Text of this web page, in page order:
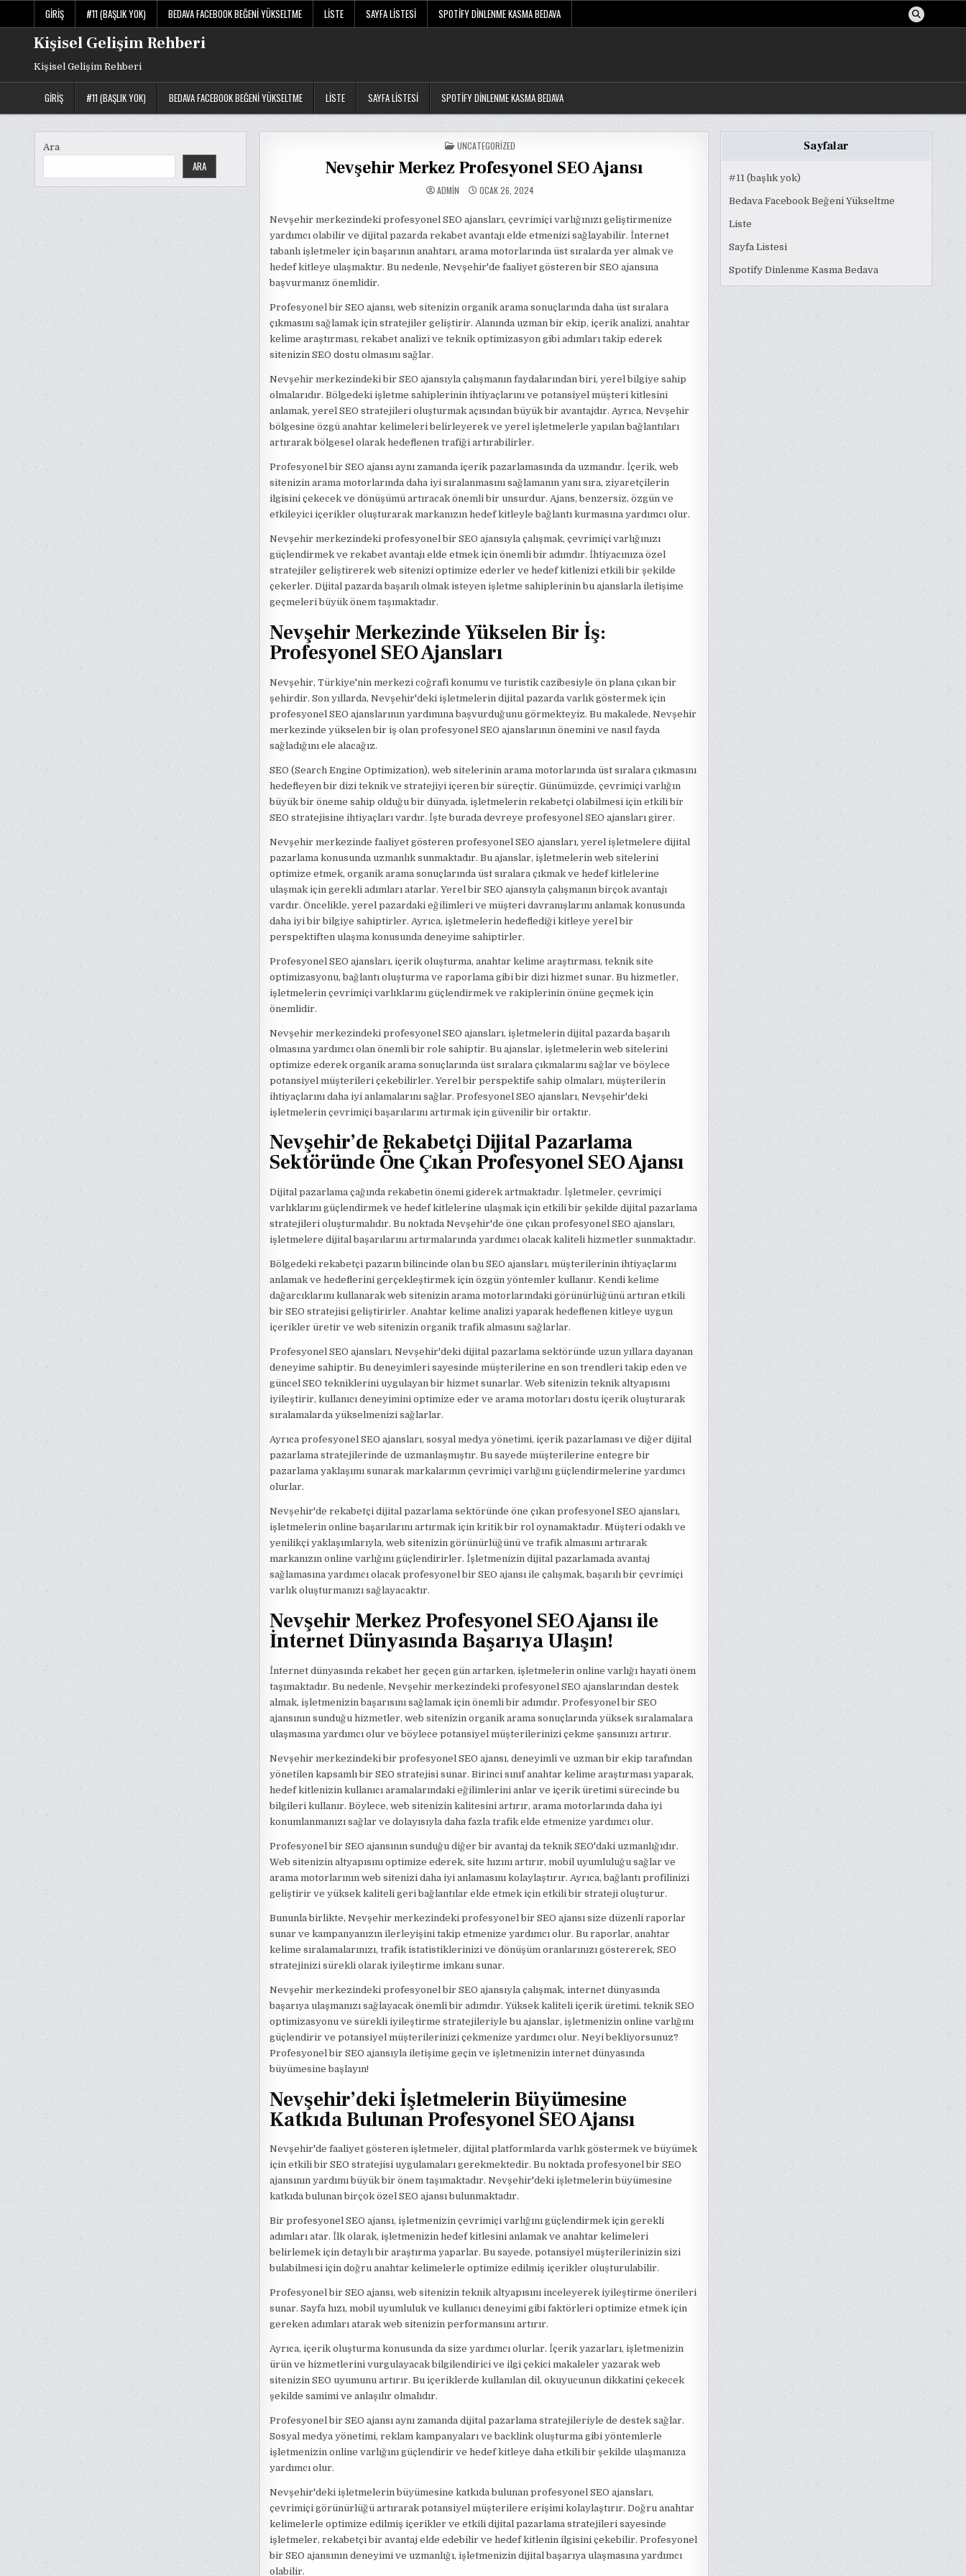
content
GIRIŞ #11 (BAŞLIK YOK) BEDAVA FACEBOOK BEĞENI YÜKSELTME LISTE SAYFA LISTESI SPOTIFY DINLENME KASMA BEDAVA
Kişisel Gelişim Rehberi
Kişisel Gelişim Rehberi
GIRIŞ #11 (BAŞLIK YOK) BEDAVA FACEBOOK BEĞENI YÜKSELTME LISTE SAYFA LISTESI SPOTIFY DINLENME KASMA BEDAVA
Ara
ARA
POSTED
IN
UNCATEGORIZED
Nevşehir Merkez Profesyonel SEO Ajansı
ADMIN OCAK 26, 2024
Nevşehir merkezindeki profesyonel SEO ajansları, çevrimiçi varlığınızı geliştirmenize
yardımcı olabilir ve dijital pazarda rekabet avantajı elde etmenizi sağlayabilir. İnternet
tabanlı işletmeler için başarının anahtarı, arama motorlarında üst sıralarda yer almak ve
hedef kitleye ulaşmaktır. Bu nedenle, Nevşehir'de faaliyet gösteren bir SEO ajansına
başvurmanız önemlidir.
Profesyonel bir SEO ajansı, web sitenizin organik arama sonuçlarında daha üst sıralara
çıkmasını sağlamak için stratejiler geliştirir. Alanında uzman bir ekip, içerik analizi, anahtar
kelime araştırması, rekabet analizi ve teknik optimizasyon gibi adımları takip ederek
sitenizin SEO dostu olmasını sağlar.
Nevşehir merkezindeki bir SEO ajansıyla çalışmanın faydalarından biri, yerel bilgiye sahip
olmalarıdır. Bölgedeki işletme sahiplerinin ihtiyaçlarını ve potansiyel müşteri kitlesini
anlamak, yerel SEO stratejileri oluşturmak açısından büyük bir avantajdır. Ayrıca, Nevşehir
bölgesine özgü anahtar kelimeleri belirleyerek ve yerel işletmelerle yapılan bağlantıları
artırarak bölgesel olarak hedeflenen trafiği artırabilirler.
Profesyonel bir SEO ajansı aynı zamanda içerik pazarlamasında da uzmandır. İçerik, web
sitenizin arama motorlarında daha iyi sıralanmasını sağlamanın yanı sıra, ziyaretçilerin
ilgisini çekecek ve dönüşümü artıracak önemli bir unsurdur. Ajans, benzersiz, özgün ve
etkileyici içerikler oluşturarak markanızın hedef kitleyle bağlantı kurmasına yardımcı olur.
Nevşehir merkezindeki profesyonel bir SEO ajansıyla çalışmak, çevrimiçi varlığınızı
güçlendirmek ve rekabet avantajı elde etmek için önemli bir adımdır. İhtiyacınıza özel
stratejiler geliştirerek web sitenizi optimize ederler ve hedef kitlenizi etkili bir şekilde
çekerler. Dijital pazarda başarılı olmak isteyen işletme sahiplerinin bu ajanslarla iletişime
geçmeleri büyük önem taşımaktadır.
Nevşehir Merkezinde Yükselen Bir İş:
Profesyonel SEO Ajansları
Nevşehir, Türkiye'nin merkezi coğrafi konumu ve turistik cazibesiyle ön plana çıkan bir
şehirdir. Son yıllarda, Nevşehir'deki işletmelerin dijital pazarda varlık göstermek için
profesyonel SEO ajanslarının yardımına başvurduğunu görmekteyiz. Bu makalede, Nevşehir
merkezinde yükselen bir iş olan profesyonel SEO ajanslarının önemini ve nasıl fayda
sağladığını ele alacağız.
SEO (Search Engine Optimization), web sitelerinin arama motorlarında üst sıralara çıkmasını
hedefleyen bir dizi teknik ve stratejiyi içeren bir süreçtir. Günümüzde, çevrimiçi varlığın
büyük bir öneme sahip olduğu bir dünyada, işletmelerin rekabetçi olabilmesi için etkili bir
SEO stratejisine ihtiyaçları vardır. İşte burada devreye profesyonel SEO ajansları girer.
Nevşehir merkezinde faaliyet gösteren profesyonel SEO ajansları, yerel işletmelere dijital
pazarlama konusunda uzmanlık sunmaktadır. Bu ajanslar, işletmelerin web sitelerini
optimize etmek, organik arama sonuçlarında üst sıralara çıkmak ve hedef kitlelerine
ulaşmak için gerekli adımları atarlar. Yerel bir SEO ajansıyla çalışmanın birçok avantajı
vardır. Öncelikle, yerel pazardaki eğilimleri ve müşteri davranışlarını anlamak konusunda
daha iyi bir bilgiye sahiptirler. Ayrıca, işletmelerin hedeflediği kitleye yerel bir
perspektiften ulaşma konusunda deneyime sahiptirler.
Profesyonel SEO ajansları, içerik oluşturma, anahtar kelime araştırması, teknik site
optimizasyonu, bağlantı oluşturma ve raporlama gibi bir dizi hizmet sunar. Bu hizmetler,
işletmelerin çevrimiçi varlıklarını güçlendirmek ve rakiplerinin önüne geçmek için
önemlidir.
Nevşehir merkezindeki profesyonel SEO ajansları, işletmelerin dijital pazarda başarılı
olmasına yardımcı olan önemli bir role sahiptir. Bu ajanslar, işletmelerin web sitelerini
optimize ederek organik arama sonuçlarında üst sıralara çıkmalarını sağlar ve böylece
potansiyel müşterileri çekebilirler. Yerel bir perspektife sahip olmaları, müşterilerin
ihtiyaçlarını daha iyi anlamalarını sağlar. Profesyonel SEO ajansları, Nevşehir'deki
işletmelerin çevrimiçi başarılarını artırmak için güvenilir bir ortaktır.
Nevşehir’de Rekabetçi Dijital Pazarlama
Sektöründe Öne Çıkan Profesyonel SEO Ajansı
Dijital pazarlama çağında rekabetin önemi giderek artmaktadır. İşletmeler, çevrimiçi
varlıklarını güçlendirmek ve hedef kitlelerine ulaşmak için etkili bir şekilde dijital pazarlama
stratejileri oluşturmalıdır. Bu noktada Nevşehir'de öne çıkan profesyonel SEO ajansları,
işletmelere dijital başarılarını artırmalarında yardımcı olacak kaliteli hizmetler sunmaktadır.
Bölgedeki rekabetçi pazarın bilincinde olan bu SEO ajansları, müşterilerinin ihtiyaçlarını
anlamak ve hedeflerini gerçekleştirmek için özgün yöntemler kullanır. Kendi kelime
dağarcıklarını kullanarak web sitenizin arama motorlarındaki görünürlüğünü artıran etkili
bir SEO stratejisi geliştirirler. Anahtar kelime analizi yaparak hedeflenen kitleye uygun
içerikler üretir ve web sitenizin organik trafik almasını sağlarlar.
Profesyonel SEO ajansları, Nevşehir'deki dijital pazarlama sektöründe uzun yıllara dayanan
deneyime sahiptir. Bu deneyimleri sayesinde müşterilerine en son trendleri takip eden ve
güncel SEO tekniklerini uygulayan bir hizmet sunarlar. Web sitenizin teknik altyapısını
iyileştirir, kullanıcı deneyimini optimize eder ve arama motorları dostu içerik oluşturarak
sıralamalarda yükselmenizi sağlarlar.
Ayrıca profesyonel SEO ajansları, sosyal medya yönetimi, içerik pazarlaması ve diğer dijital
pazarlama stratejilerinde de uzmanlaşmıştır. Bu sayede müşterilerine entegre bir
pazarlama yaklaşımı sunarak markalarının çevrimiçi varlığını güçlendirmelerine yardımcı
olurlar.
Nevşehir'de rekabetçi dijital pazarlama sektöründe öne çıkan profesyonel SEO ajansları,
işletmelerin online başarılarını artırmak için kritik bir rol oynamaktadır. Müşteri odaklı ve
yenilikçi yaklaşımlarıyla, web sitenizin görünürlüğünü ve trafik almasını artırarak
markanızın online varlığını güçlendirirler. İşletmenizin dijital pazarlamada avantaj
sağlamasına yardımcı olacak profesyonel bir SEO ajansı ile çalışmak, başarılı bir çevrimiçi
varlık oluşturmanızı sağlayacaktır.
Nevşehir Merkez Profesyonel SEO Ajansı ile
İnternet Dünyasında Başarıya Ulaşın!
İnternet dünyasında rekabet her geçen gün artarken, işletmelerin online varlığı hayati önem
taşımaktadır. Bu nedenle, Nevşehir merkezindeki profesyonel SEO ajanslarından destek
almak, işletmenizin başarısını sağlamak için önemli bir adımdır. Profesyonel bir SEO
ajansının sunduğu hizmetler, web sitenizin organik arama sonuçlarında yüksek sıralamalara
ulaşmasına yardımcı olur ve böylece potansiyel müşterilerinizi çekme şansınızı artırır.
Nevşehir merkezindeki bir profesyonel SEO ajansı, deneyimli ve uzman bir ekip tarafından
yönetilen kapsamlı bir SEO stratejisi sunar. Birinci sınıf anahtar kelime araştırması yaparak,
hedef kitlenizin kullanıcı aramalarındaki eğilimlerini anlar ve içerik üretimi sürecinde bu
bilgileri kullanır. Böylece, web sitenizin kalitesini artırır, arama motorlarında daha iyi
konumlanmanızı sağlar ve dolayısıyla daha fazla trafik elde etmenize yardımcı olur.
Profesyonel bir SEO ajansının sunduğu diğer bir avantaj da teknik SEO'daki uzmanlığıdır.
Web sitenizin altyapısını optimize ederek, site hızını artırır, mobil uyumluluğu sağlar ve
arama motorlarının web sitenizi daha iyi anlamasını kolaylaştırır. Ayrıca, bağlantı profilinizi
geliştirir ve yüksek kaliteli geri bağlantılar elde etmek için etkili bir strateji oluşturur.
Bununla birlikte, Nevşehir merkezindeki profesyonel bir SEO ajansı size düzenli raporlar
sunar ve kampanyanızın ilerleyişini takip etmenize yardımcı olur. Bu raporlar, anahtar
kelime sıralamalarınızı, trafik istatistiklerinizi ve dönüşüm oranlarınızı göstererek, SEO
stratejinizi sürekli olarak iyileştirme imkanı sunar.
Nevşehir merkezindeki profesyonel bir SEO ajansıyla çalışmak, internet dünyasında
başarıya ulaşmanızı sağlayacak önemli bir adımdır. Yüksek kaliteli içerik üretimi, teknik SEO
optimizasyonu ve sürekli iyileştirme stratejileriyle bu ajanslar, işletmenizin online varlığını
güçlendirir ve potansiyel müşterilerinizi çekmenize yardımcı olur. Neyi bekliyorsunuz?
Profesyonel bir SEO ajansıyla iletişime geçin ve işletmenizin internet dünyasında
büyümesine başlayın!
Nevşehir’deki İşletmelerin Büyümesine
Katkıda Bulunan Profesyonel SEO Ajansı
Nevşehir'de faaliyet gösteren işletmeler, dijital platformlarda varlık göstermek ve büyümek
için etkili bir SEO stratejisi uygulamaları gerekmektedir. Bu noktada profesyonel bir SEO
ajansının yardımı büyük bir önem taşımaktadır. Nevşehir'deki işletmelerin büyümesine
katkıda bulunan birçok özel SEO ajansı bulunmaktadır.
Bir profesyonel SEO ajansı, işletmenizin çevrimiçi varlığını güçlendirmek için gerekli
adımları atar. İlk olarak, işletmenizin hedef kitlesini anlamak ve anahtar kelimeleri
belirlemek için detaylı bir araştırma yaparlar. Bu sayede, potansiyel müşterilerinizin sizi
bulabilmesi için doğru anahtar kelimelerle optimize edilmiş içerikler oluşturulabilir.
Profesyonel bir SEO ajansı, web sitenizin teknik altyapısını inceleyerek iyileştirme önerileri
sunar. Sayfa hızı, mobil uyumluluk ve kullanıcı deneyimi gibi faktörleri optimize etmek için
gereken adımları atarak web sitenizin performansını artırır.
Ayrıca, içerik oluşturma konusunda da size yardımcı olurlar. İçerik yazarları, işletmenizin
ürün ve hizmetlerini vurgulayacak bilgilendirici ve ilgi çekici makaleler yazarak web
sitenizin SEO uyumunu artırır. Bu içeriklerde kullanılan dil, okuyucunun dikkatini çekecek
şekilde samimi ve anlaşılır olmalıdır.
Profesyonel bir SEO ajansı aynı zamanda dijital pazarlama stratejileriyle de destek sağlar.
Sosyal medya yönetimi, reklam kampanyaları ve backlink oluşturma gibi yöntemlerle
işletmenizin online varlığını güçlendirir ve hedef kitleye daha etkili bir şekilde ulaşmanıza
yardımcı olur.
Nevşehir'deki işletmelerin büyümesine katkıda bulunan profesyonel SEO ajansları,
çevrimiçi görünürlüğü artırarak potansiyel müşterilere erişimi kolaylaştırır. Doğru anahtar
kelimelerle optimize edilmiş içerikler ve etkili dijital pazarlama stratejileri sayesinde
işletmeler, rekabetçi bir avantaj elde edebilir ve hedef kitlenin ilgisini çekebilir. Profesyonel
bir SEO ajansının deneyimi ve uzmanlığı, işletmenizin dijital başarıya ulaşmasına yardımcı
olabilir.
Sayfalar
#11 (başlık yok)
Bedava Facebook Beğeni Yükseltme
Liste
Sayfa Listesi
Spotify Dinlenme Kasma Bedava